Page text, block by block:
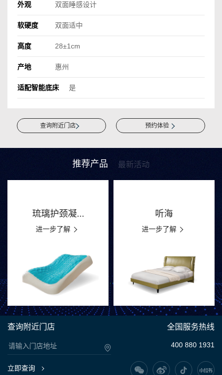
外观 双面睡感设计
软硬度 双面适中
高度 28±1cm
产地 惠州
适配智能底床 是
查询附近门店 预约体验
推荐产品 最新活动
琉璃护颈凝...
进一步了解
听海
进一步了解
查询附近门店
立即查询
全国服务热线
400 880 1931